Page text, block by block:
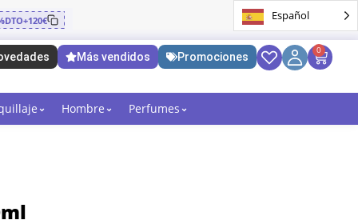
Español
Más vendidos Promociones
0
Hombre Perfumes